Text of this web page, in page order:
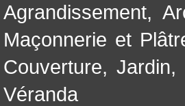
Agrandissement,
Maçonnerie et
Couverture,Jardin,
Véranda